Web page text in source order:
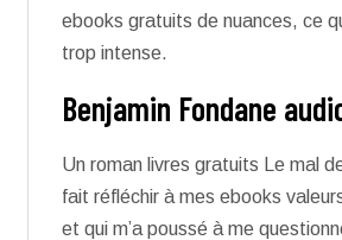
ebooks gratuits de nuances, ce
trop intense.
Benjamin Fondane
Un roman livres gratuits Le mal
fait réfléchir à mes ebooks
et qui m’a poussé à me